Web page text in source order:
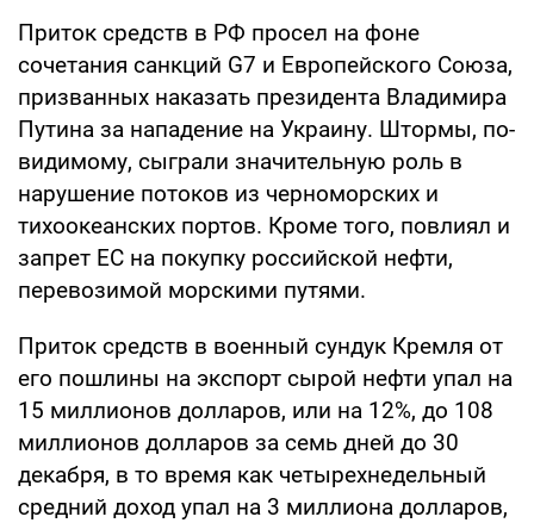
Приток средств в РФ просел на фоне
сочетания санкций G7 и Европейского Союза,
призванных наказать президента Владимира
Путина за нападение на Украину. Штормы, по-
видимому, сыграли значительную роль в
нарушение потоков из черноморских и
тихоокеанских портов. Кроме того, повлиял и
запрет ЕС на покупку российской нефти,
перевозимой морскими путями.
Приток средств в военный сундук Кремля от
его пошлины на экспорт сырой нефти упал на
15 миллионов долларов, или на 12%, до 108
миллионов долларов за семь дней до 30
декабря, в то время как четырехнедельный
средний доход упал на 3 миллиона долларов,